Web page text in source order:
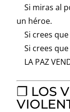
Si miras al
un héroe.
Si crees
Si crees que
LA PAZ
❐ LOS